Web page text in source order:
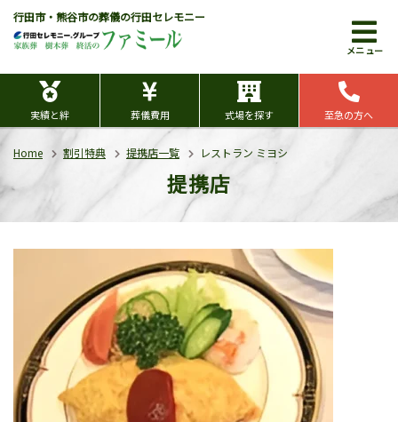
行田市・熊谷市の葬儀の行田セレモニー
メニュー
実績と絆 葬儀費用 式場を探す 至急の方へ
Home 割引特典 提携店一覧 レストラン ミヨシ
提携店